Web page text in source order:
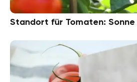
Standort für Tomaten: